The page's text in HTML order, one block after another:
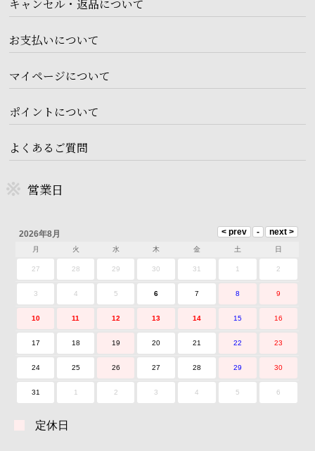
キャンセル・返品について
お支払いについて
マイページについて
ポイントについて
よくあるご質問
営業日
2026年8月
月 火 水 木 金 土 日
27 28 29 30 31 1 2
3 4 5 6 7 8 9
10 11 12 13 14 15 16
17 18 19 20 21 22 23
24 25 26 27 28 29 30
31 1 2 3 4 5 6
定休日